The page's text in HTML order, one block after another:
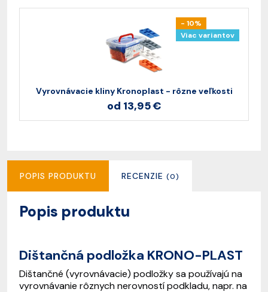
- 10%
Viac variantov
Vyrovnávacie kliny Kronoplast - rôzne veľkosti
od 13,95 €
POPIS PRODUKTU RECENZIE (0)
Popis produktu
Dištančná podložka KRONO-PLAST
Dištančné (vyrovnávacie) podložky sa používajú na
vyrovnávanie rôznych nerovností podkladu, napr. na